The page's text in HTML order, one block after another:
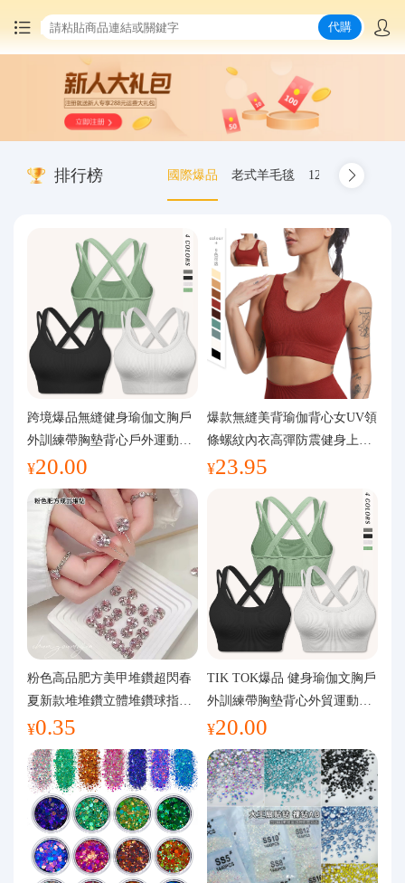
中國商品代購
集運服務
最新公告
物流資訊
代購問答
關於我們
代購
排行榜 國際爆品 老式羊毛毯 12.00-20 truck
跨境爆品無縫健身瑜伽文胸戶
外訓練帶胸墊背心戶外運動瑜
伽服女
¥20.00
爆款無縫美背瑜伽背心女UV領
條螺紋內衣高彈防震健身上裝
運動文胸
¥23.95
粉色高品肥方美甲堆鑽超閃春
夏新款堆堆鑽立體堆鑽球指甲
裝飾品
¥0.35
TIK TOK爆品 健身瑜伽文胸戶
外訓練帶胸墊背心外貿運動瑜
伽服女
¥20.00